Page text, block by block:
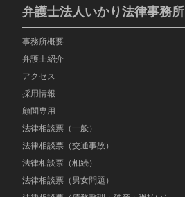
弁護士法人いかり法律事務所
事務所概要
弁護士紹介
アクセス
採用情報
顧問専用
法律相談票（一般）
法律相談票（交通事故）
法律相談票（相続）
法律相談票（男女問題）